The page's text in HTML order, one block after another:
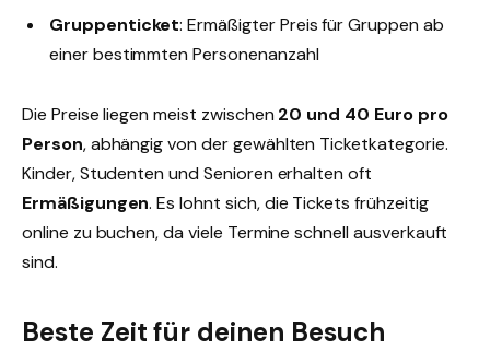
Gruppenticket: Ermäßigter Preis für Gruppen ab
einer bestimmten Personenanzahl
Die Preise liegen meist zwischen 20 und 40 Euro pro
Person, abhängig von der gewählten Ticketkategorie.
Kinder, Studenten und Senioren erhalten oft
Ermäßigungen. Es lohnt sich, die Tickets frühzeitig
online zu buchen, da viele Termine schnell ausverkauft
sind.
Beste Zeit für deinen Besuch